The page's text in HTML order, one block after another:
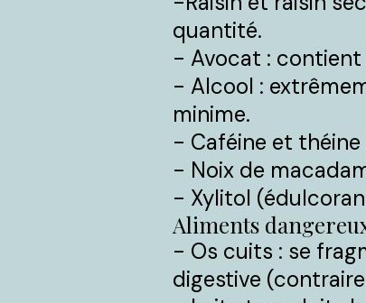
quantité.
- Avocat :
- Alcool :
minime.
- Caféine et
- Noix de
- Xylitol
Aliments
- Os cuits : se
digestive